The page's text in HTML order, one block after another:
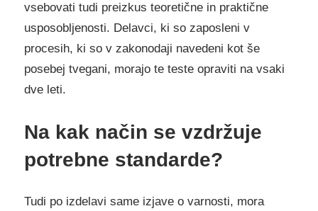
vsebovati tudi preizkus teoretične in praktične
usposobljenosti. Delavci, ki so zaposleni v
procesih, ki so v zakonodaji navedeni kot še
posebej tvegani, morajo te teste opraviti na vsaki
dve leti.
Na kak način se vzdržuje
potrebne standarde?
Tudi po izdelavi same izjave o varnosti, mora